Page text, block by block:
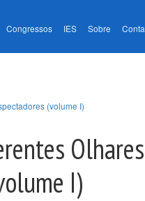
Congressos IES Sobre
(volume I)
I)